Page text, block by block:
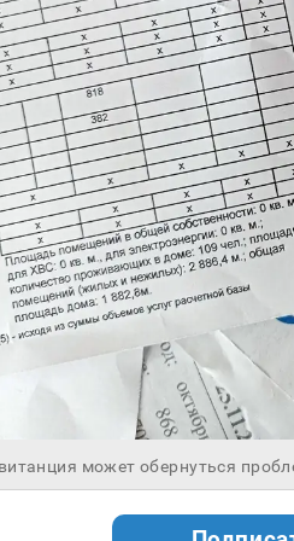
может обернуться